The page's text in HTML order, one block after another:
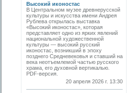
Высокий иконостас
В Центральном музее древнерусской
культуры и искусства имени Андрея
Рублева открылась выставка
«Высокий иконостас», которая
представляет одно из ярких явлений
национальной художественной
культуры — высокий русский
иконостас, возникший в эпоху
позднего Средневековья и ставший на
века неотъемлемой частью русского
храма, его духовной вертикалью.
PDF-версия.
20 апреля 2026 г. 13:30